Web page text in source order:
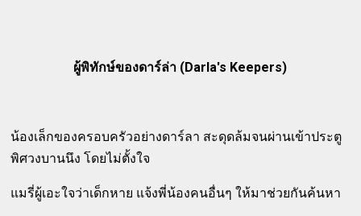
ผู้พิทักษ์ของดาร์ล่า (Darla's Keepers)
น้องเล็กของครอบครัวอย่างดาร์ลา สะดุดล้มจนผ่านเข้าประตู
พิศวงบานนึง โดยไม่ตั้งใจ
แมรี่ผู้เอะใจว่าเด็กหาย แจ้งพี่น้องคนอื่นๆ ให้มาช่วยกันค้นหา